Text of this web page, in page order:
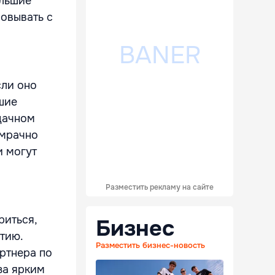
с
оно
могут
по
ярким
Разместить рекламу на сайте
Бизнес
Разместить бизнес-новость